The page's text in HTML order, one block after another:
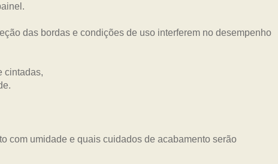
das bordas e condições de uso interferem no desempenho
com umidade e quais cuidados de acabamento serão